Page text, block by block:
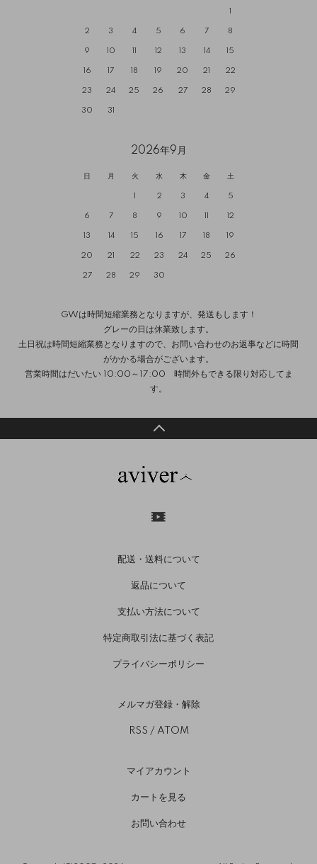
1
2 3 4 5 6 7 8
9 10 11 12 13 14 15
16 17 18 19 20 21 22
23 24 25 26 27 28 29
30 31
2026年9月
日 月 火 水 木 金 土
1 2 3 4 5
6 7 8 9 10 11 12
13 14 15 16 17 18 19
20 21 22 23 24 25 26
27 28 29 30
GWは時間短縮業務となりますが、発送もします！
グレーの日は休業致します。
土日祝は時間短縮業務となりますので、お問い合わせのお返事などに時間
がかかる場合がございます。
営業時間はだいたい 10:00～17:00 時間外もできる限り対応してま
す。
配送・送料について
返品について
支払い方法について
特定商取引法に基づく表記
プライバシーポリシー
メルマガ登録・解除
RSS / ATOM
マイアカウント
カートを見る
お問い合わせ